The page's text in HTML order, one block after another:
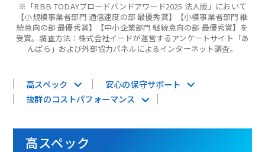
※「RBB TODAYブロードバンドアワード2025 法人版」において
【小規模事業者部門 通信速度の部 最優秀賞】【小模事業者部門 継
続意向の部 最優秀賞】【中小企業部門 継続意向の部 最優秀賞】を
受賞。調査方法：株式会社イードが運営するアンケートサイト「あ
んぱら」および外部協力パネルによるインターネット調査。
高スペック
安心の保守サポート
抜群のコストパフォーマンス
高スペック